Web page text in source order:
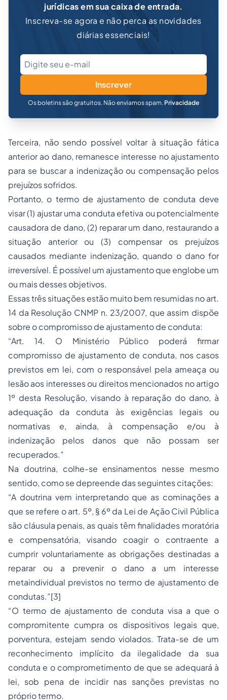
jurídicas em sua caixa de entrada.
Inscreva-se agora e não perca as novidades
diárias essenciais!
Inscrever
Os boletins são gratuitos. Não enviamos spam. Privacidade
Terceira, não sendo possível voltar à situação fática
anterior ao dano, remanesce interesse no ajustamento
para se buscar a indenização ou compensação pelos
prejuízos sofridos.
Portanto, o termo de ajustamento de conduta deve
visar (1) ajustar uma conduta efetiva ou potencialmente
causadora de dano, (2) reparar um dano, restaurando a
situação anterior ou (3) compensar os prejuízos
causados mediante indenização, quando o dano for
irreversível. É possível um ajustamento que englobe um
ou mais desses objetivos.
Essas três situações estão muito bem resumidas no art.
14 da Resolução CNMP n. 23/2007, que assim dispõe
sobre o compromisso de ajustamento de conduta:
“Art. 14. O Ministério Público poderá firmar
compromisso de ajustamento de conduta, nos casos
previstos em lei, com o responsável pela ameaça ou
lesão aos interesses ou direitos mencionados no artigo
1º desta Resolução, visando à reparação do dano, à
adequação da conduta às exigências legais ou
normativas e, ainda, à compensação e/ou à
indenização pelos danos que não possam ser
recuperados.”
Na doutrina, colhe-se ensinamentos nesse mesmo
sentido, como se depreende das seguintes citações:
“A doutrina vem interpretando que as cominações a
que se refere o art. 5º, § 6º da Lei de Ação Civil Pública
são cláusula penais, as quais têm finalidades moratória
e compensatória, visando coagir o contraente a
cumprir voluntariamente as obrigações destinadas a
reparar ou a prevenir o dano a um interesse
metaindividual previstos no termo de ajustamento de
condutas.”[3]
“O termo de ajustamento de conduta visa a que o
compromitente cumpra os dispositivos legais que,
porventura, estejam sendo violados. Trata-se de um
reconhecimento implícito da ilegalidade da sua
conduta e o comprometimento de que se adequará à
lei, sob pena de incidir nas sanções previstas no
próprio termo.